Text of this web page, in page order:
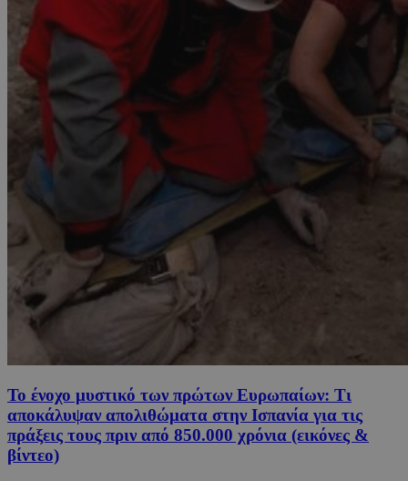
Το ένοχο μυστικό των πρώτων Ευρωπαίων: Τι
αποκάλυψαν απολιθώματα στην Ισπανία για τις
πράξεις τους πριν από 850.000 χρόνια (εικόνες &
βίντεο)